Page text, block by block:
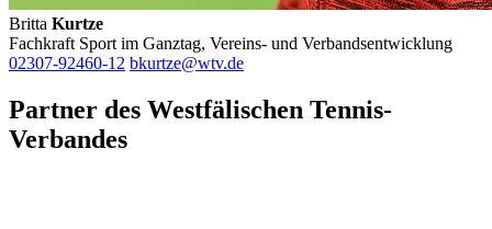
Britta Kurtze
Fachkraft Sport im Ganztag, Vereins- und Verbandsentwicklung
02307-92460-12 bkurtze@wtv.de
Partner des Westfälischen Tennis-
Verbandes